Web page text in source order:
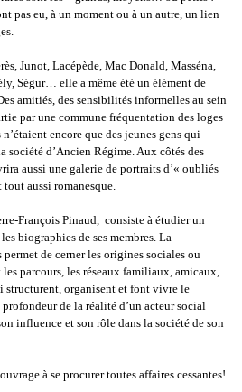
pas eu, à un moment ou à un autre, un lien
Junot, Lacépède, Mac Donald, Masséna,
Ségur… elle a même été un élément de
amitiés, des sensibilités informelles au sein
par une commune fréquentation des loges
encore que des jeunes gens qui
société d’Ancien Régime. Aux côtés des
aussi une galerie de portraits d’« oubliés
aussi romanesque.
François Pinaud, consiste à étudier un
biographies de ses membres. La
de cerner les origines sociales ou
parcours, les réseaux familiaux, amicaux,
organisent et font vivre le
de la réalité d’un acteur social
influence et son rôle dans la société de son
à se procurer toutes affaires cessantes!